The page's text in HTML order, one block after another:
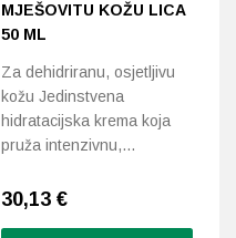
MJEŠOVITU KOŽU LICA
50 ML
Za dehidriranu, osjetljivu
kožu Jedinstvena
hidratacijska krema koja
pruža intenzivnu,…
30,13 €